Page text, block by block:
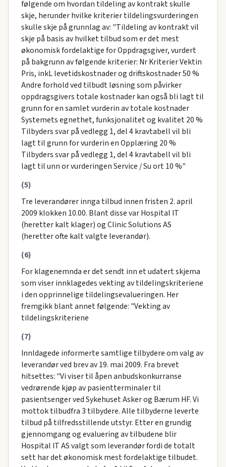
følgende om hvordan tildeling av kontrakt skulle
skje, herunder hvilke kriterier tildelingsvurderingen
skulle skje på grunnlag av: "Tildeling av kontrakt vil
skje på basis av hvilket tilbud som er det mest
økonomisk fordelaktige for Oppdragsgiver, vurdert
på bakgrunn av følgende kriterier: Nr Kriterier Vektin
Pris, inkL levetidskostnader og driftskostnader 50 %
Andre forhold ved tilbudt løsning som påvirker
oppdragsgivers totale kostnader kan også bli lagt til
grunn for en samlet vurderin av totale kostnader
Systemets egnethet, funksjonalitet og kvalitet 20 %
Tilbyders svar på vedlegg 1, del 4 kravtabell vil bli
lagt til grunn for vurderin en Opplæring 20 %
Tilbyders svar på vedlegg 1, del 4 kravtabell vil bli
lagt til unn or vurderingen Service / Su ort 10 %"
(5)
Tre leverandører innga tilbud innen fristen 2. april
2009 klokken 10.00. Blant disse var Hospital IT
(heretter kalt klager) og Clinic Solutions AS
(heretter ofte kalt valgte leverandør).
(6)
For klagenemnda er det sendt inn et udatert skjema
som viser innklagedes vekting av tildelingskriteriene
i den opprinnelige tildelingsevalueringen. Her
fremgikk blant annet følgende: "Vekting av
tildelingskriteriene
(7)
Innldagede informerte samtlige tilbydere om valg av
leverandør ved brev av 19. mai 2009. Fra brevet
hitsettes: "Vi viser til åpen anbudskonkurranse
vedrørende kjøp av pasientterminaler til
pasientsenger ved Sykehuset Asker og Bærum HF. Vi
mottok tilbudfra 3 tilbydere. Alle tilbyderne leverte
tilbud på tilfredsstillende utstyr. Etter en grundig
gjennomgang og evaluering av tilbudene blir
Hospital IT AS valgt som leverandør fordi de totalt
sett har det økonomisk mest fordelaktige tilbudet.